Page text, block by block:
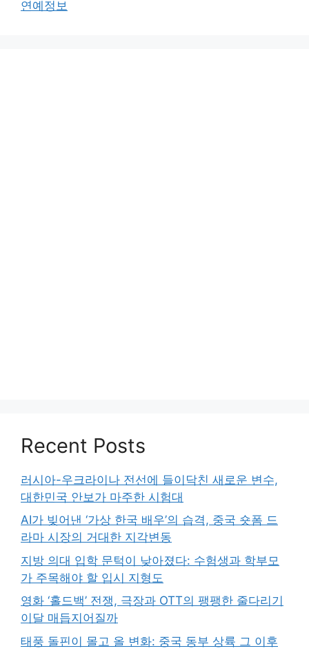
연예정보
Recent Posts
러시아-우크라이나 전선에 들이닥친 새로운 변수,
대한민국 안보가 마주한 시험대
AI가 빚어낸 ‘가상 한국 배우’의 습격, 중국 숏폼 드
라마 시장의 거대한 지각변동
지방 의대 입학 문턱이 낮아졌다: 수험생과 학부모
가 주목해야 할 입시 지형도
영화 ‘홀드백’ 전쟁, 극장과 OTT의 팽팽한 줄다리기
이달 매듭지어질까
태풍 돌핀이 몰고 올 변화: 중국 동부 상륙 그 이후